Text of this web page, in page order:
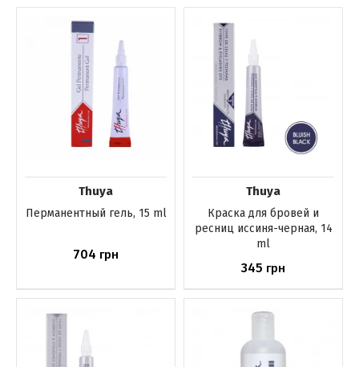
Thuya
Перманентный гель, 15 ml
704 грн
Thuya
Краска для бровей и
ресниц иссиня-черная, 14
ml
345 грн